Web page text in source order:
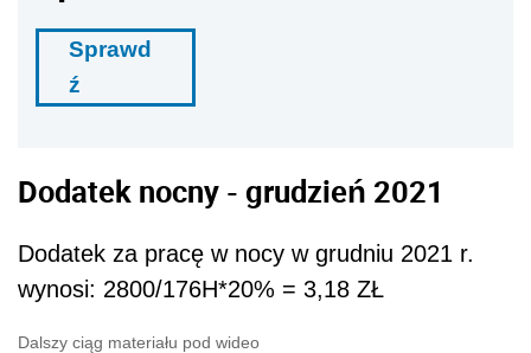
Sprawd
ź
Dodatek nocny - grudzień 2021
Dodatek za pracę w nocy w grudniu 2021 r.
wynosi: 2800/176H*20% = 3,18 ZŁ
Dalszy ciąg materiału pod wideo